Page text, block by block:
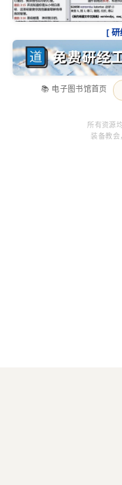
[ 研
📚 电子图书馆首页
所有资源
装备教